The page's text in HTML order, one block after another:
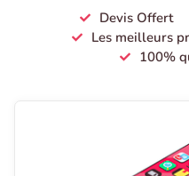
Devis Offert
Les meilleurs
100%